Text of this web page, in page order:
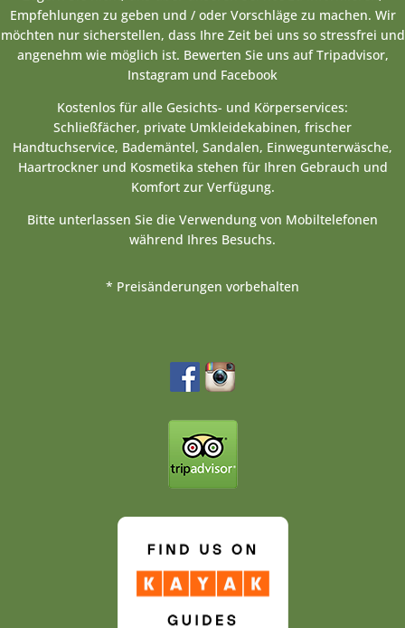
Empfehlungen zu geben und / oder Vorschläge zu machen. Wir
möchten nur sicherstellen, dass Ihre Zeit bei uns so stressfrei und
angenehm wie möglich ist. Bewerten Sie uns auf Tripadvisor,
Instagram und Facebook
Kostenlos für alle Gesichts- und Körperservices:
Schließfächer, private Umkleidekabinen, frischer
Handtuchservice, Bademäntel, Sandalen, Einwegunterwäsche,
Haartrockner und Kosmetika stehen für Ihren Gebrauch und
Komfort zur Verfügung.
Bitte unterlassen Sie die Verwendung von Mobiltelefonen
während Ihres Besuchs.
* Preisänderungen vorbehalten